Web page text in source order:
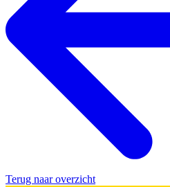
Terug naar overzicht